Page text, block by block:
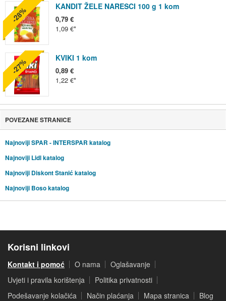
KANDIT ŽELE NARESCI 100 g 1 kom
0,79 €
1,09 €
-28%
KVIKI 1 kom
0,89 €
1,22 €
-27%
POVEZANE STRANICE
Najnoviji SPAR - INTERSPAR katalog
Najnoviji Lidl katalog
Najnoviji Diskont Stanić katalog
Najnoviji Boso katalog
Korisni linkovi
Kontakt i pomoć O nama
Oglašavanje
Uvjeti i pravila korištenja
Politika privatnosti
Podešavanje kolačića
Način plaćanja Mapa stranica Blog